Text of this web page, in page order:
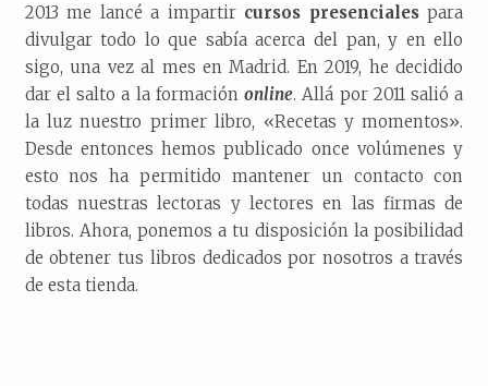
2013 me lancé a impartir cursos presencialespara
divulgar todo lo que sabía acerca del pan, y en ello
sigo, una vez al mes en Madrid. En 2019, he decidido
dar el salto a la formaciónonline. Allá por 2011 salió a
la luz nuestro primer libro, «Recetas y momentos».
Desde entonces hemos publicado once volúmenes y
esto nos ha permitido mantener un contacto con
todas nuestras lectoras y lectores en las firmas de
libros. Ahora, ponemos a tu disposición la posibilidad
de obtener tus libros dedicados por nosotros a través
de esta tienda.